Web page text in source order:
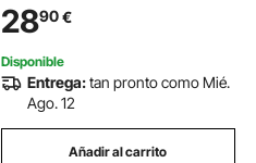
Barbacoa, Pícnic, Camping, Jardín,
Negro
2890€
Disponible
Entrega:tan pronto como Mié.
Ago. 12
Añadir al carrito